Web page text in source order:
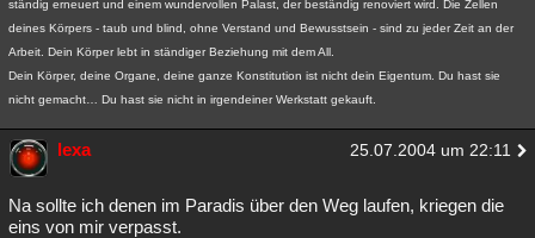
ständig erneuert und einem wundervollen Palast, der beständig renoviert wird. Die Zellen
deines Körpers - taub und blind, ohne Verstand und Bewusstsein - sind zu jeder Zeit an der
Arbeit. Dein Körper lebt in ständiger Beziehung mit dem All.
Dein Körper, deine Organe, deine ganze Konstitution ist nicht dein Eigentum. Du hast sie
nicht gemacht… Du hast sie nicht in irgendeiner Werkstatt gekauft.
lexa 25.07.2004 um 22:11
Na sollte ich denen im Paradis über den Weg laufen, kriegen die
eins von mir verpasst.